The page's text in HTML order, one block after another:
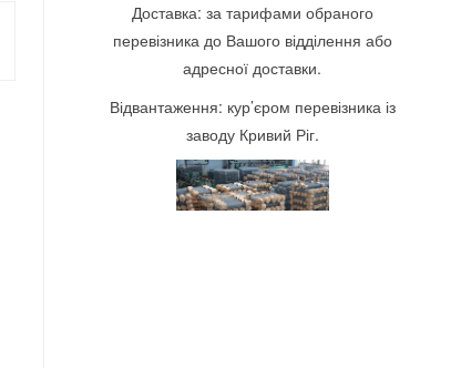
Доставка: за тарифами обраного
перевізника до Вашого відділення або
адресної доставки.
Відвантаження: кур’єром перевізника із
заводу Кривий Ріг.